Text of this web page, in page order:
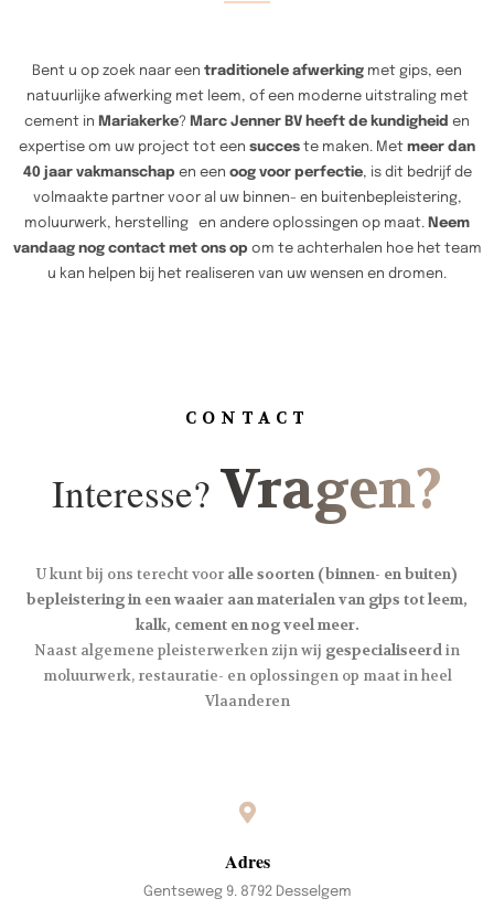
Bent u op zoek naar een traditionele afwerking met gips, een
natuurlijke afwerking met leem, of een moderne uitstraling met
cement in Mariakerke? Marc Jenner BV heeft de kundigheid en
expertise om uw project tot een succes te maken. Met meer dan
40 jaar vakmanschap en een oog voor perfectie, is dit bedrijf de
volmaakte partner voor al uw binnen- en buitenbepleistering,
moluurwerk, herstelling en andere oplossingen op maat. Neem
vandaag nog contact met ons op om te achterhalen hoe het team
u kan helpen bij het realiseren van uw wensen en dromen.
CONTACT
Interesse? Vragen?
U kunt bij ons terecht voor alle soorten (binnen- en buiten)
bepleistering in een waaier aan materialen van gips tot leem,
kalk, cement en nog veel meer.
Naast algemene pleisterwerken zijn wij gespecialiseerdin
moluurwerk, restauratie- en oplossingen op maat in heel
Vlaanderen
Adres
Gentseweg 9. 8792 Desselgem